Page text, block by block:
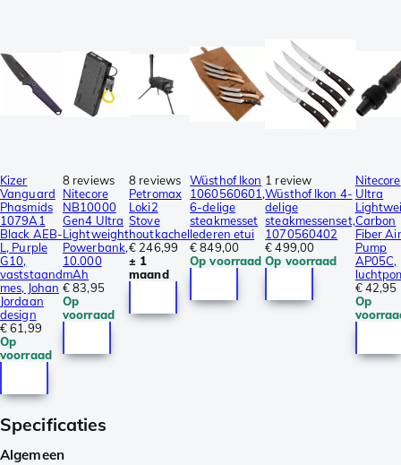
Kizer
Vanguard
Phasmids
1079A1
Black AEB-
L, Purple
G10,
vaststaand
mes, Johan
Jordaan
design
€ 61,99
Op
voorraad
8 reviews
Nitecore
NB10000
Gen4 Ultra
Lightweight
Powerbank,
10.000
mAh
€ 83,95
Op
voorraad
8 reviews
Petromax
Loki2
Stove
houtkachel
€ 246,99
± 1
maand
Wüsthof Ikon
1060560601,
6-delige
steakmesset
lederen etui
€ 849,00
Op voorraad
1 review
Wüsthof Ikon 4-
delige
steakmessenset,
1070560402
€ 499,00
Op voorraad
Nitecore
Ultra
Carbon
Fiber Air
Pump
AP05C,
€ 42,95
Op
Specificaties
Algemeen